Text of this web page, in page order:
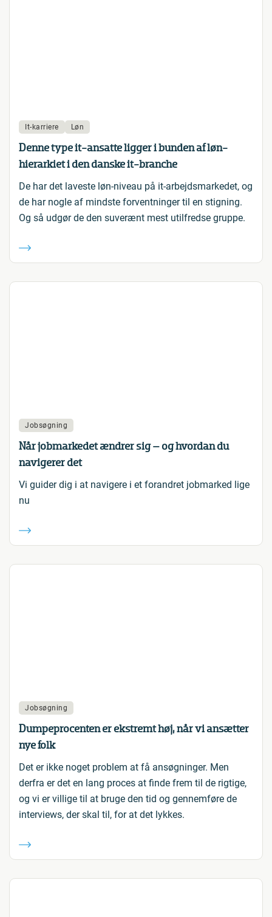
It-karriere Løn
Denne type it-ansatte ligger i bunden af løn-
hierarkiet i den danske it-branche
De har det laveste løn-niveau på it-arbejdsmarkedet, og
de har nogle af mindste forventninger til en stigning.
Og så udgør de den suverænt mest utilfredse gruppe.
Jobsøgning
Når jobmarkedet ændrer sig – og hvordan du
navigerer det
Vi guider dig i at navigere i et forandret jobmarked lige
nu
Jobsøgning
Dumpeprocenten er ekstremt høj, når vi ansætter
nye folk
Det er ikke noget problem at få ansøgninger. Men
derfra er det en lang proces at finde frem til de rigtige,
og vi er villige til at bruge den tid og gennemføre de
interviews, der skal til, for at det lykkes.